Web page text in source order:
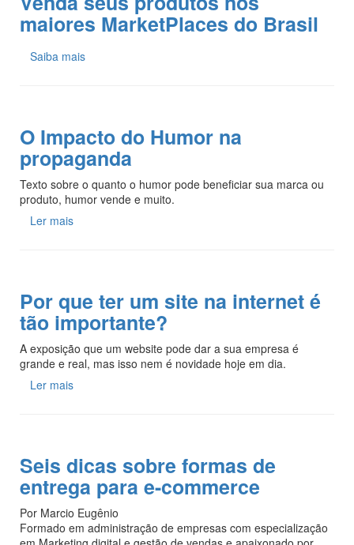
maiores MarketPlaces do Brasil
Saiba mais
O Impacto do Humor na
propaganda
Texto sobre o quanto o humor pode beneficiar sua marca ou
produto, humor vende e muito.
Ler mais
Por que ter um site na internet é
tão importante?
A exposição que um website pode dar a sua empresa é
grande e real, mas isso nem é novidade hoje em dia.
Ler mais
Seis dicas sobre formas de
entrega para e-commerce
Por Marcio Eugênio
Formado em administração de empresas com especialização